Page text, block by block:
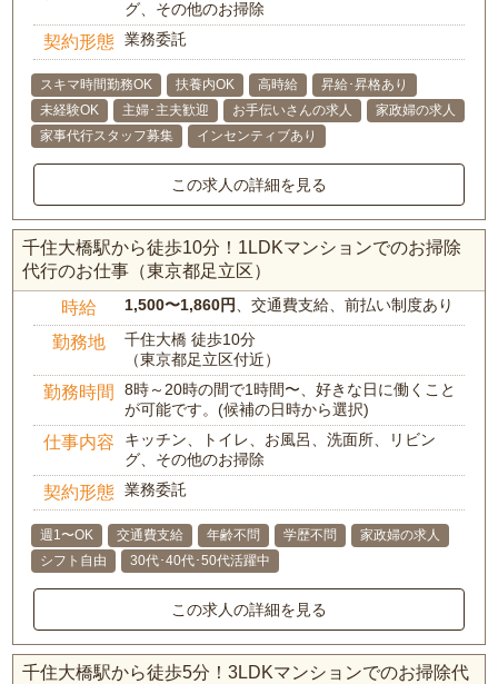
グ、その他のお掃除
契約形態 業務委託
スキマ時間勤務OK 扶養内OK 高時給
昇給･昇格あり
未経験OK
主婦･主夫歓迎 お手伝いさんの求人
家政婦の求人
家事代行スタッフ募集
インセンティブあり
この求人の詳細を見る
千住大橋駅から徒歩10分！1LDKマンションでのお掃除
代行のお仕事（東京都足立区）
時給 1,500〜1,860円 、交通費支給、前払い制度あり
勤務地
千住大橋 徒歩10分
（東京都足立区付近）
勤務時間
8時～20時の間で1時間〜、好きな日に働くこと
が可能です。(候補の日時から選択)
仕事内容
キッチン、トイレ、お風呂、洗面所、リビン
グ、その他のお掃除
契約形態 業務委託
週1〜OK 交通費支給 年齢不問 学歴不問
家政婦の求人
シフト自由
30代･40代･50代活躍中
この求人の詳細を見る
千住大橋駅から徒歩5分！3LDKマンションでのお掃除代